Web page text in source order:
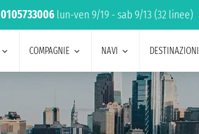
0105733006 lun-ven 9/19 - sab 9/13 (32 linee)
COMPAGNIE NAVI DESTINAZIONI